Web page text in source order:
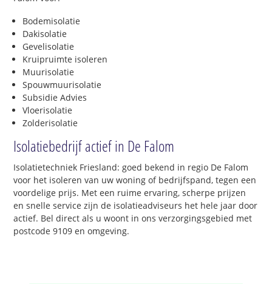
Bodemisolatie
Dakisolatie
Gevelisolatie
Kruipruimte isoleren
Muurisolatie
Spouwmuurisolatie
Subsidie Advies
Vloerisolatie
Zolderisolatie
Isolatiebedrijf actief in De Falom
Isolatietechniek Friesland: goed bekend in regio De Falom
voor het isoleren van uw woning of bedrijfspand, tegen een
voordelige prijs. Met een ruime ervaring, scherpe prijzen
en snelle service zijn de isolatieadviseurs het hele jaar door
actief. Bel direct als u woont in ons verzorgingsgebied met
postcode 9109 en omgeving.